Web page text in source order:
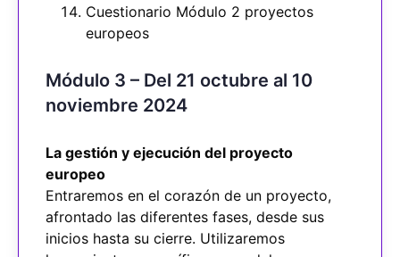
Cuestionario Módulo 2 proyectos
europeos
Módulo 3 – Del 21 octubre al 10
noviembre 2024
La gestión y ejecución del proyecto
europeo
Entraremos en el corazón de un proyecto,
afrontado las diferentes fases, desde sus
inicios hasta su cierre. Utilizaremos